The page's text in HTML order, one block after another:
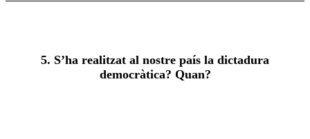
5. S’ha realitzat al nostre país la dictadura
democràtica? Quan?